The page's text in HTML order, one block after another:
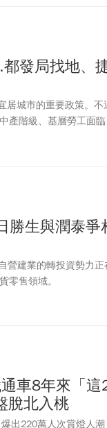
發局找地、
居城市的重要政策。不
產階級、基層勞工面
出，TOD不應只是「在
生與潤泰爭
營建業的轉投資勢力
零售領域。
車8年來「這
脫北入桃
出220萬人次賞燈人潮